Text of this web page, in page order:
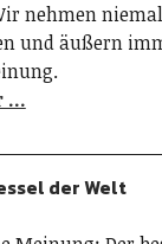
nehmen
und äußern
…
der Welt